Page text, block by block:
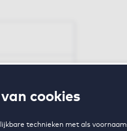
cookies
technieken met als